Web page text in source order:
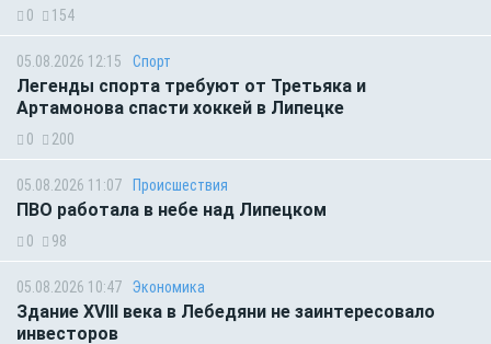
0 154
05.08.2026 12:15 Спорт
Легенды спорта требуют от Третьяка и
Артамонова спасти хоккей в Липецке
0 200
05.08.2026 11:07 Происшествия
ПВО работала в небе над Липецком
0 98
05.08.2026 10:47 Экономика
Здание XVIII века в Лебедяни не заинтересовало
инвесторов